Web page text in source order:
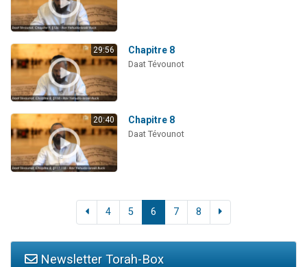
29:56 Chapitre 8
Daat Tévounot
20:40 Chapitre 8
Daat Tévounot
4 5 6 7 8
Newsletter Torah-Box